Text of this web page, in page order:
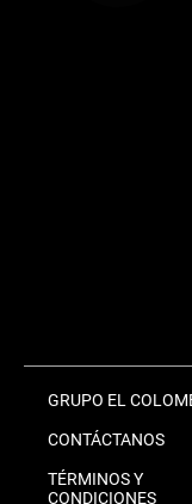
GRUPO EL
CONTÁCTANOS
TÉRMINOS Y
CONDICIONES